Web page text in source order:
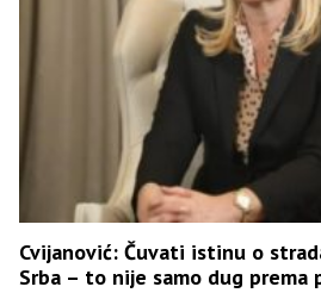
Cvijanović: Čuvati istinu o
Srba – to nije samo dug prema